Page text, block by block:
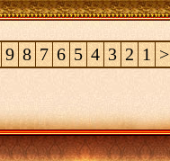
<
1
2
3
4
5
6
7
8
9